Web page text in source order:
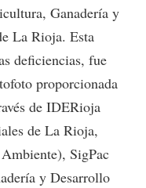
Ganadería y
La Rioja. Esta
deficiencias, fue
proporcionada
de IDERioja
de La Rioja,
SigPac
y Desarrollo